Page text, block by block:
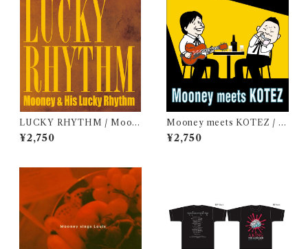
LUCKY RHYTHM / Moon
ey & His Lucky Rhythm
¥2,750
Mooney meets KOTEZ / M
ooney & KOTEZ
¥2,750